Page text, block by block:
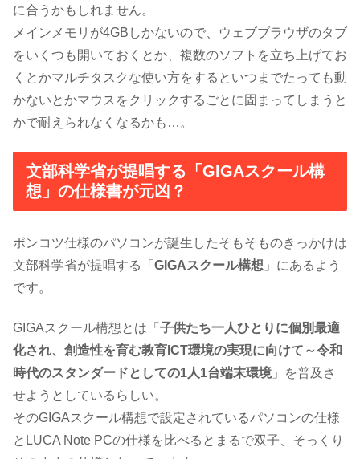
に合うかもしれません。
メインメモリが4GBしかないので、ウェブブラウザのタブ
をいくつも開いておくとか、複数のソフトを立ち上げてお
くとかマルチタスクな使い方をするといつまでたっても動
かないとかマウスをクリックするごとに固まってしまうと
かで耐えられなくなるかも…。
文部科学省が提唱する「GIGAスクール構
想」の仕様書が元凶？
ポンコツ仕様のパソコンが誕生したそもそものきっかけは
文部科学省が提唱する「 GIGAスクール構想 」にあるよう
です。
GIGAスクール構想とは「 子供たち一人ひとりに個別最適
化され、創造性を育む教育ICT環境の実現に向けて～令和
時代のスタンダードとしての1人1台端末環境」を普及さ
せようとしているらしい。
そのGIGAスクール構想で設定されているパソコンの仕様
とLUCA Note PCの仕様を比べるとまるで双子、そっくり